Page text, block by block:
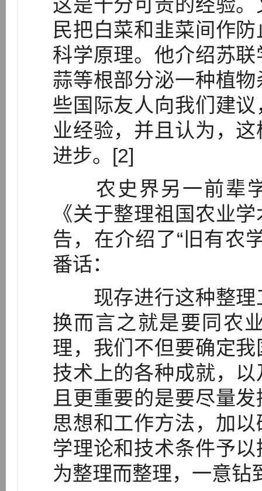
这是十分可贵的经验
民把白菜和韭菜间作
科学原理。他介绍苏
蒜等根部分泌一种植
些国际友人向我们建
业经验，并且认为，
进步。[2]
农史界另一前辈学
《关于整理祖国农业
告，在介绍了“旧有农
番话：
现存进行这种整理
换而言之就是要同农
理，我们不但要确定
技术上的各种成就，
且更重要的是要尽量
思想和工作方法，加
学理论和技术条件予
为整理而整理，一意